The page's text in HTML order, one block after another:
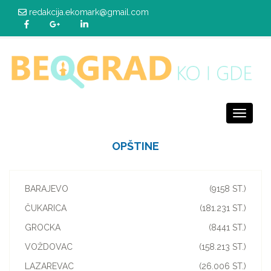
redakcija.ekomark@gmail.com
Toggle
OPŠTINE
(9158 ST.)
BARAJEVO
(181.231 ST.)
ČUKARICA
(8441 ST.)
GROCKA
(158.213 ST.)
VOŽDOVAC
(26.006 ST.)
LAZAREVAC